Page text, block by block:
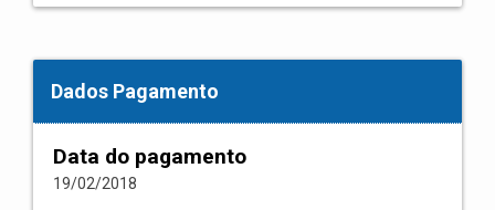
Dados Pagamento
Data do pagamento
19/02/2018